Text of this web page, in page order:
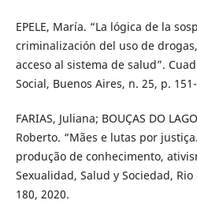
EPELE, María. “La lógica de la
criminalización del uso de
acceso al sistema de salud”.
Social, Buenos Aires, n. 25, p.
FARIAS, Juliana; BOUÇAS DO
Roberto. “Mães e lutas por
produção de conhecimento,
Sexualidad, Salud y Sociedad,
180, 2020.